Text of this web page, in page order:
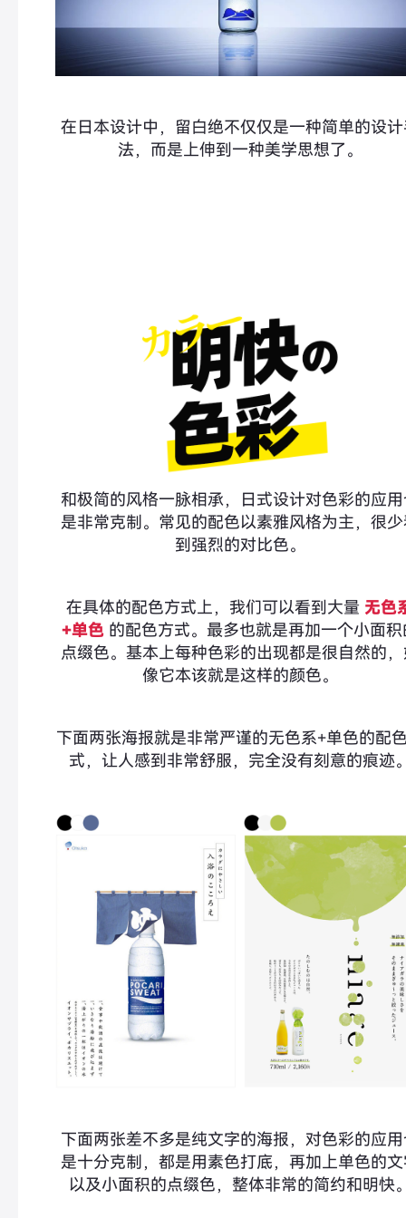
在日本设计中，留白绝不仅仅是一种简单的设
法，而是上伸到一种美学思想了。
和极简的风格一脉相承，日式设计对色彩的应
是非常克制。常见的配色以素雅风格为主，很
到强烈的对比色。
在具体的配色方式上，我们可以看到大量 无色
+单色 的配色方式。最多也就是再加一个小面积
点缀色。基本上每种色彩的出现都是很自然的
像它本该就是这样的颜色。
下面两张海报就是非常严谨的无色系+单色的配
式，让人感到非常舒服，完全没有刻意的痕迹
下面两张差不多是纯文字的海报，对色彩的应
是十分克制，都是用素色打底，再加上单色的
以及小面积的点缀色，整体非常的简约和明快